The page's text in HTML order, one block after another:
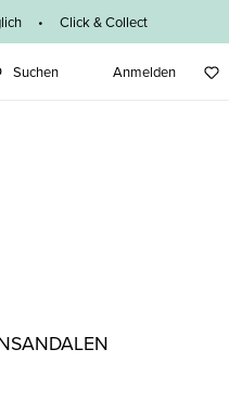
• Click & Collect
Suchen Anmelden